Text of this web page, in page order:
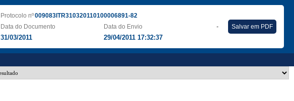
Protocolo nº009083ITR310320110100006891-82
Data do Documento
31/03/2011
Data do Envio
29/04/2011 17:32:37
- Salvar em PDF